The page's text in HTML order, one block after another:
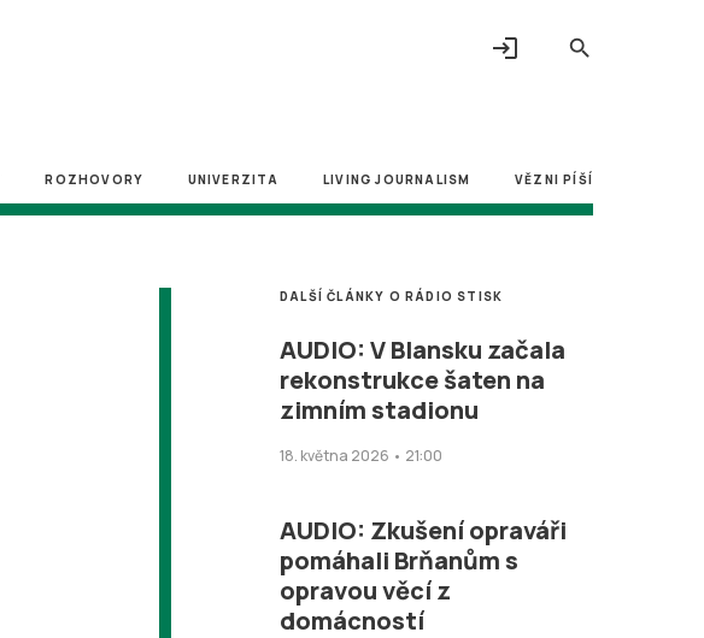
search
login
ROZHOVORY UNIVERZITA LIVING JOURNALISM VĚZNI PÍŠÍ
DALŠÍ ČLÁNKY O RÁDIO STISK
AUDIO: V Blansku začala
rekonstrukce šaten na
zimním stadionu
18. května 2026 • 21:00
AUDIO: Zkušení opraváři
pomáhali Brňanům s
opravou věcí z
domácností